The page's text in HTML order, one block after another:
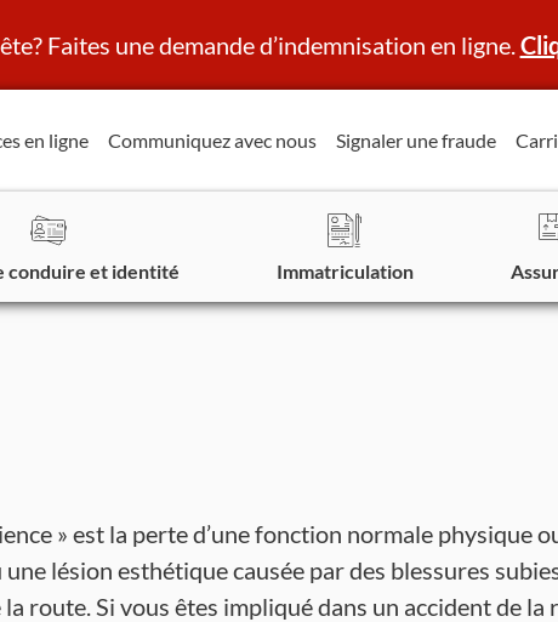
Faites une demande d’indemnisation en ligne.
en ligne Communiquez avec nous Signaler une fraude
conduire et identité Immatriculation
» est la perte d’une fonction normale physique
lésion esthétique causée par des blessures
la route. Si vous êtes impliqué dans un accident de la